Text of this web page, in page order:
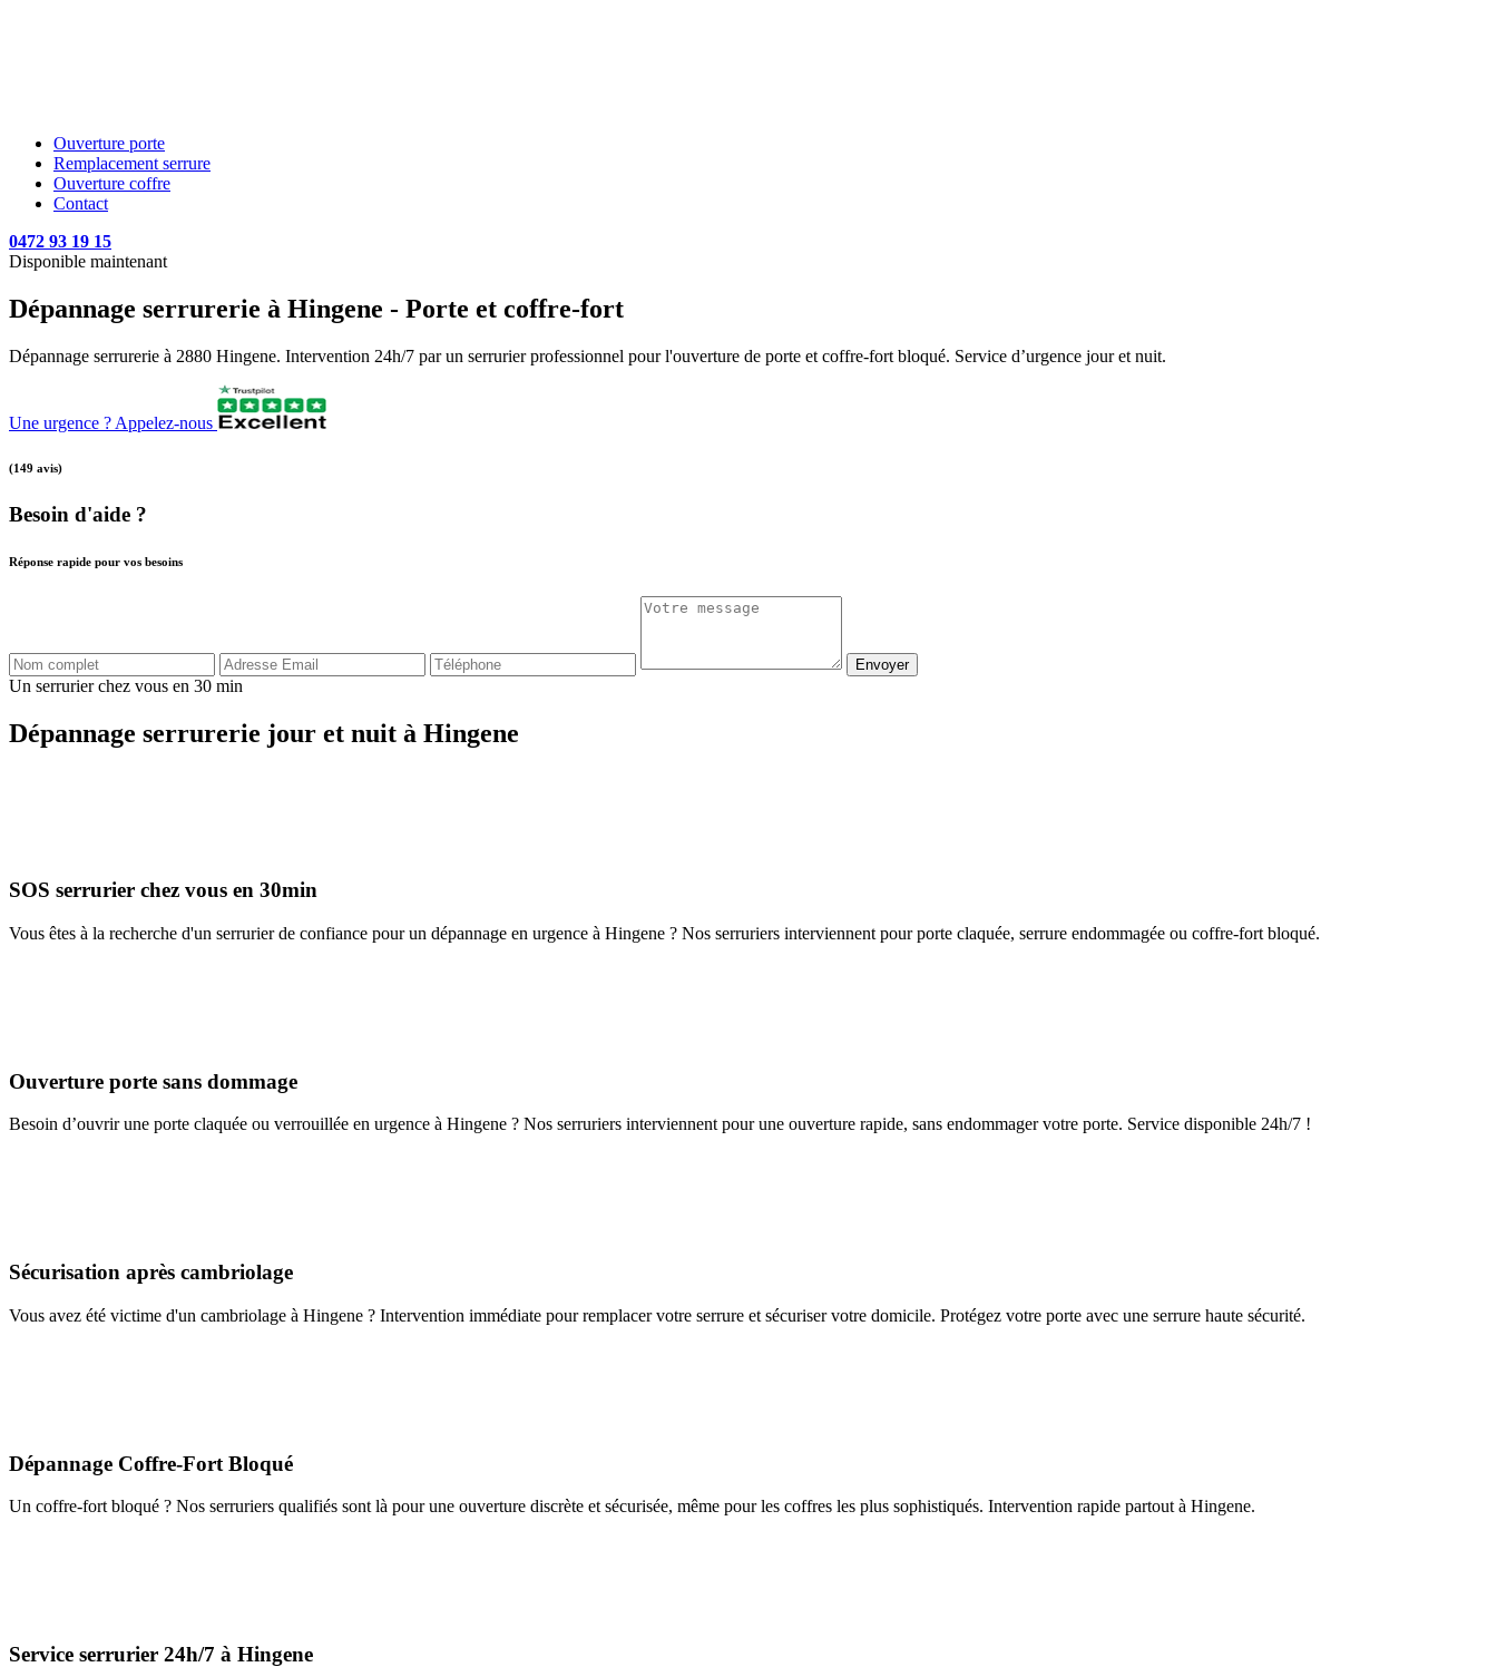
Ouverture porte
Remplacement serrure
Ouverture coffre
Contact
0472 93 19 15
Disponible maintenant
Dépannage serrurerie à Hingene - Porte et coffre-fort
Dépannage serrurerie à 2880 Hingene. Intervention 24h/7 par un serrurier professionnel pour l'ouverture de porte et coffre-fort bloqué. Service d’urgence jour et nuit.
Une urgence ? Appelez-nous
(149 avis)
Besoin d'aide ?
Réponse rapide pour vos besoins
Envoyer
Un serrurier chez vous en 30 min
Dépannage serrurerie jour et nuit à Hingene
SOS serrurier chez vous en 30min
Vous êtes à la recherche d'un serrurier de confiance pour un dépannage en urgence à Hingene ? Nos serruriers interviennent pour porte claquée, serrure endommagée ou coffre-fort bloqué.
Ouverture porte sans dommage
Besoin d’ouvrir une porte claquée ou verrouillée en urgence à Hingene ? Nos serruriers interviennent pour une ouverture rapide, sans endommager votre porte. Service disponible 24h/7 !
Sécurisation après cambriolage
Vous avez été victime d'un cambriolage à Hingene ? Intervention immédiate pour remplacer votre serrure et sécuriser votre domicile. Protégez votre porte avec une serrure haute sécurité.
Dépannage Coffre-Fort Bloqué
Un coffre-fort bloqué ? Nos serruriers qualifiés sont là pour une ouverture discrète et sécurisée, même pour les coffres les plus sophistiqués. Intervention rapide partout à Hingene.
Service serrurier 24h/7 à Hingene